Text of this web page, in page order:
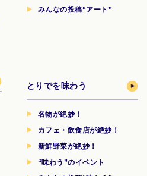
みんなの投稿“アート”
とりでを味わう
名物が絶妙！
カフェ・飲食店が絶妙！
新鮮野菜が絶妙！
“味わう”のイベント